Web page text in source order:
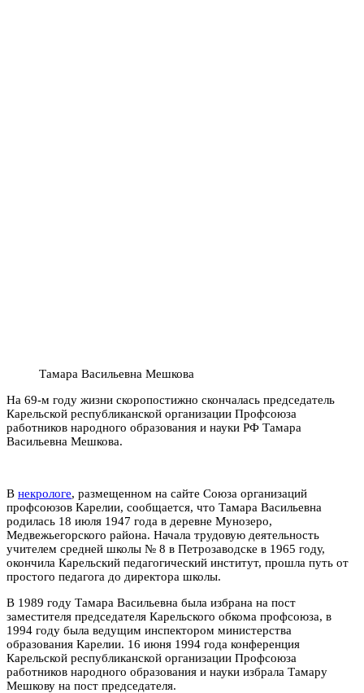
Тамара Васильевна Мешкова
На 69-м году жизни скоропостижно скончалась председатель
Карельской республиканской организации Профсоюза
работников народного образования и науки РФ Тамара
Васильевна Мешкова.
В некрологе, размещенном на сайте Союза организаций
профсоюзов Карелии, сообщается, что Тамара Васильевна
родилась 18 июля 1947 года в деревне Мунозеро,
Медвежьегорского района. Начала трудовую деятельность
учителем средней школы № 8 в Петрозаводске в 1965 году,
окончила Карельский педагогический институт, прошла путь от
простого педагога до директора школы.
В 1989 году Тамара Васильевна была избрана на пост
заместителя председателя Карельского обкома профсоюза, в
1994 году была ведущим инспектором министерства
образования Карелии. 16 июня 1994 года конференция
Карельской республиканской организации Профсоюза
работников народного образования и науки избрала Тамару
Мешкову на пост председателя.